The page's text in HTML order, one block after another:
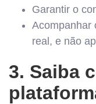
Garantir o
Acompanhar
real, e não
3. Saiba